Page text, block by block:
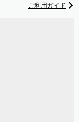
ご利用ガイド